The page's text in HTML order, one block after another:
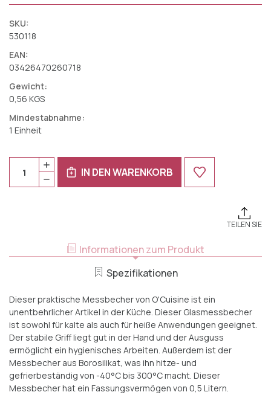
SKU:
530118
EAN:
03426470260718
Gewicht:
0,56 KGS
Mindestabnahme:
1 Einheit
Aktueller
Bestand:
Nummer:
O.CUISINE
MENGENREDUZIERUNG
STÜCK
O.CUISINE
MENGE
ERHÖHEN
MESSBECHER
IN DEN WARENKORB
TEILEN SIE
Informationen zum Produkt
Spezifikationen
Dieser praktische Messbecher von O'Cuisine ist ein
unentbehrlicher Artikel in der Küche. Dieser Glasmessbecher
ist sowohl für kalte als auch für heiße Anwendungen geeignet.
Der stabile Griff liegt gut in der Hand und der Ausguss
ermöglicht ein hygienisches Arbeiten. Außerdem ist der
Messbecher aus Borosilikat, was ihn hitze- und
gefrierbeständig von -40°C bis 300°C macht. Dieser
Messbecher hat ein Fassungsvermögen von 0,5 Litern.